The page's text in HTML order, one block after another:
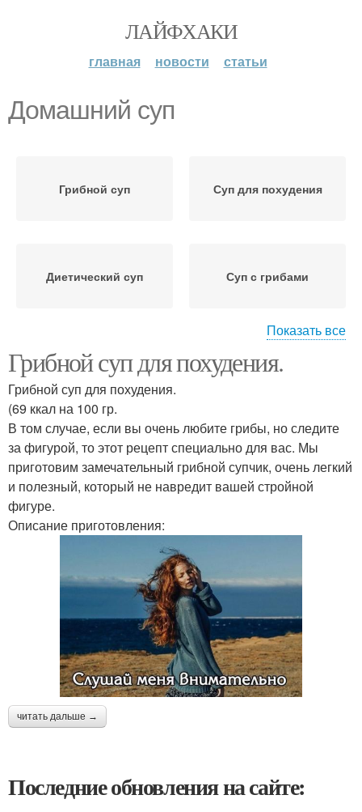
ЛАЙФХАКИ
главная новости статьи
Домашний суп
Грибной суп Суп для похудения
Диетический суп Суп с грибами
Суп без картофеля Постный суп
Капустный суп
Диеты на капустном
супе
Луковый суп Куриный суп
Суп из шампиньонов
Показать все
Грибной суп для похудения.
Грибной суп для похудения.
(69 ккал на 100 гр.
В том случае, если вы очень любите грибы, но следите
за фигурой, то этот рецепт специально для вас. Мы
приготовим замечательный грибной супчик, очень легкий
и полезный, который не навредит вашей стройной
фигуре.
Описание приготовления:
читать дальше →
Последние обновления на сайте: